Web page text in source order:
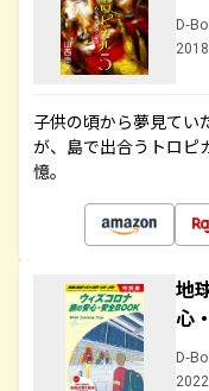
D-
子供の頃から夢見てい
が、島で出合うトロピ
憶。
地
心
D-